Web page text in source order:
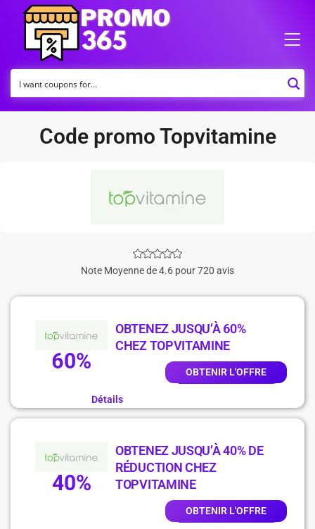
Code promo Topvitamine
Note Moyenne de 4.6 pour 720 avis
60%
OBTENEZ JUSQU’À 60%
CHEZ TOPVITAMINE
OBTENIR L'OFFRE
Détails
40%
OBTENEZ JUSQU’À 40% DE
RÉDUCTION CHEZ
TOPVITAMINE
OBTENIR L'OFFRE